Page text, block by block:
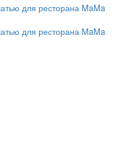
для ресторана MaMa
для ресторана MaMa